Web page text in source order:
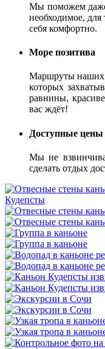
Мы поможем
необходимое, для
себя комфортно.
Море позитива
Маршруты наших
которых
равнины,
вас ждёт!
Доступные цены
Мы не
сделать отдых
Кудепсты